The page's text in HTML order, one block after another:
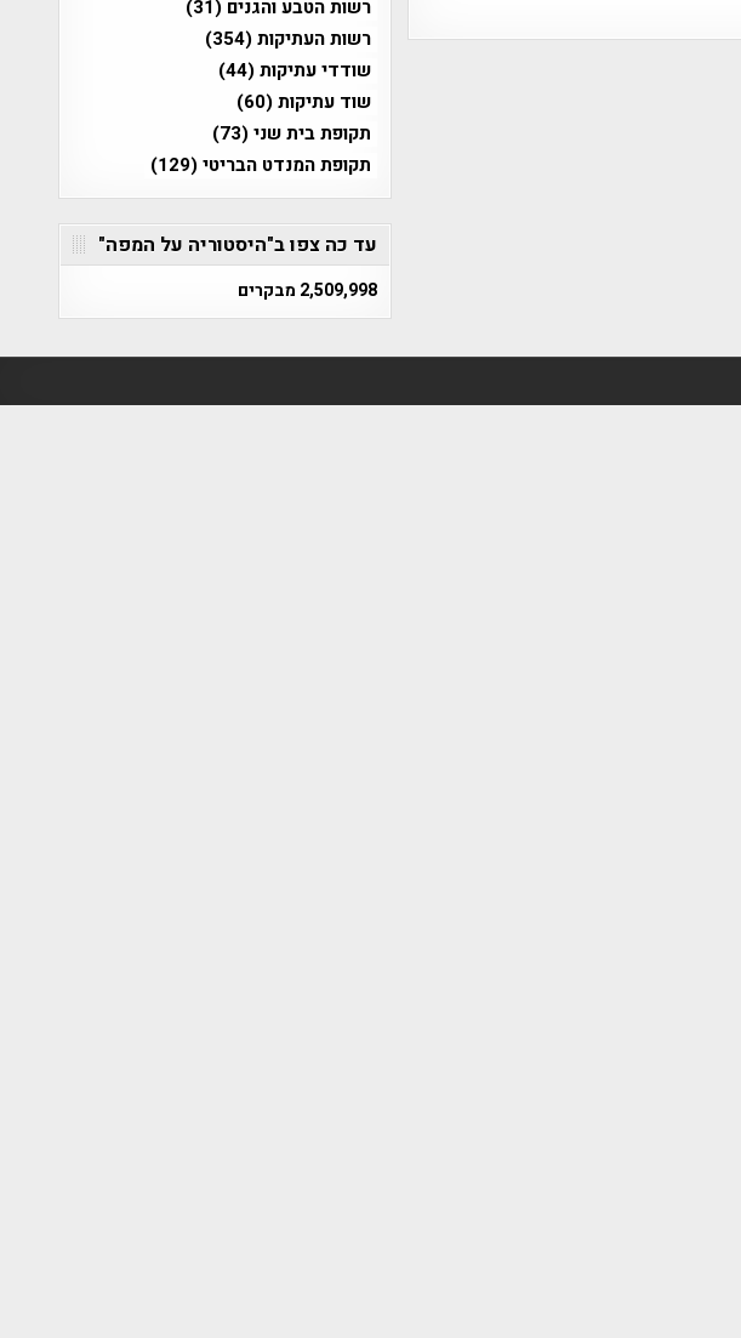
רשות הטבע והגנים (31)
רשות העתיקות(354)
שודדי עתיקות(44)
שוד עתיקות(60)
תקופת בית שני(73)
תקופת המנדט הבריטי(129)
עד כה צפו ב"היסטוריה על המפה"
2,509,998 מבקרים